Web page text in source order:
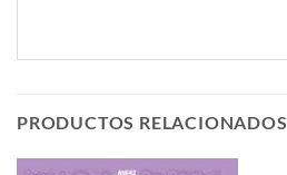
PRODUCTOS RELACIONADOS